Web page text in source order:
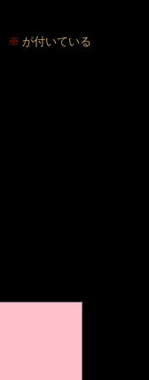
※ が付いている